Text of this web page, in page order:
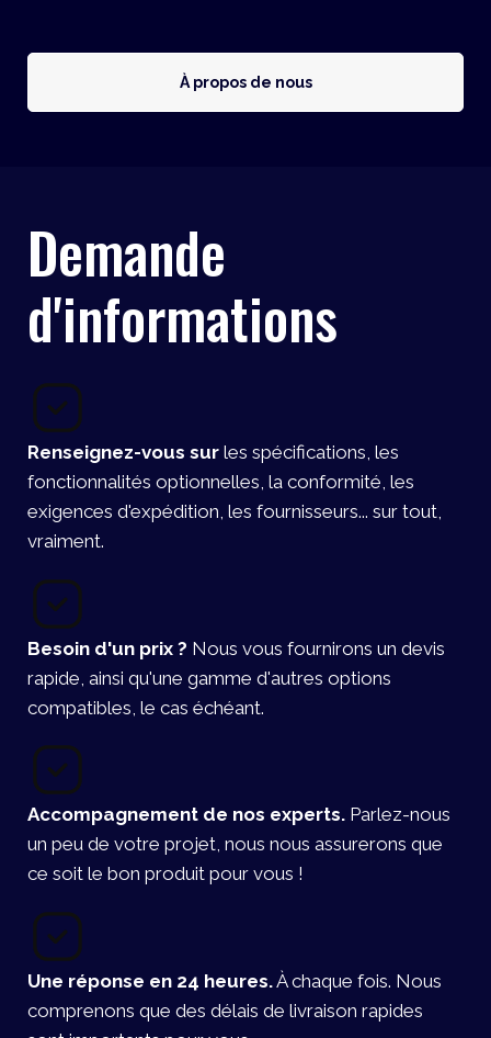
À propos de nous
Demande
d'informations
Renseignez-vous sur les spécifications, les
fonctionnalités optionnelles, la conformité, les
exigences d'expédition, les fournisseurs... sur tout,
vraiment.
Besoin d'un prix ? Nous vous fournirons un devis
rapide, ainsi qu'une gamme d'autres options
compatibles, le cas échéant.
Accompagnement de nos experts. Parlez-nous
un peu de votre projet, nous nous assurerons que
ce soit le bon produit pour vous !
Une réponse en 24 heures.À chaque fois. Nous
comprenons que des délais de livraison rapides